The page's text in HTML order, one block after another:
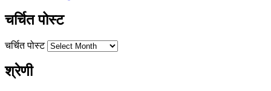
चर्चित पोस्ट
चर्चित पोस्ट
श्रेणी